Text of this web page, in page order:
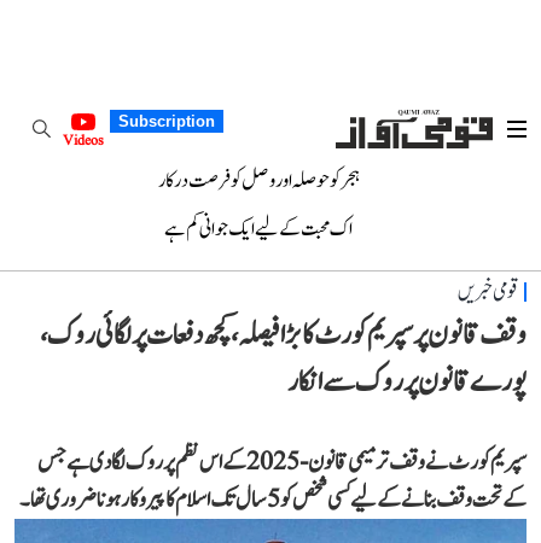
Subscription
Videos
ہجر کو حوصلہ اور وصل کو فرصت درکار
اک محبت کے لیے ایک جوانی کم ہے
قومی خبریں
وقف قانون پر سپریم کورٹ کا بڑا فیصلہ، کچھ دفعات پر لگائی روک،
پورے قانون پر روک سے انکار
سپریم کورٹ نے وقف ترمیمی قانون-2025 کے اس نظم پر روک لگا دی ہے جس
کے تحت وقف بنانے کے لیے کسی شخص کو 5 سال تک اسلام کا پیروکار ہونا ضروری تھا۔